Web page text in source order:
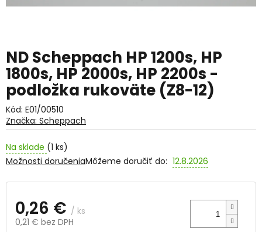
ND Scheppach HP 1200s, HP
1800s, HP 2000s, HP 2200s -
podložka rukoväte (Z8-12)
Kód: E01/00510
Na sklade (1 ks)
Môžeme doručiť do: 12.8.2026
Možnosti doručenia
0,26 € / ks
0,21 € bez DPH
Značka: Scheppach